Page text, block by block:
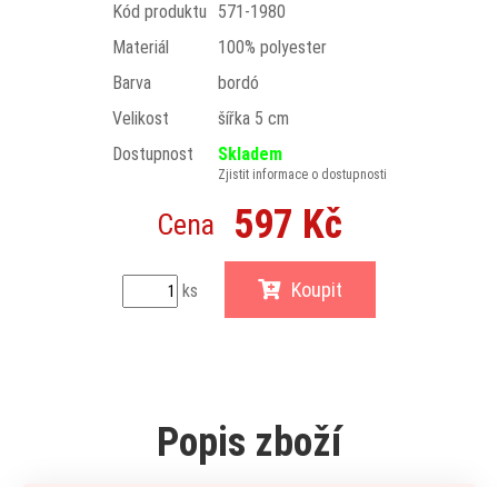
Kód produktu
571-1980
Materiál
100% polyester
Barva
bordó
Velikost
šířka 5 cm
Dostupnost
Skladem
Zjistit informace o dostupnosti
Cena 597 Kč
ks Koupit
Popis zboží